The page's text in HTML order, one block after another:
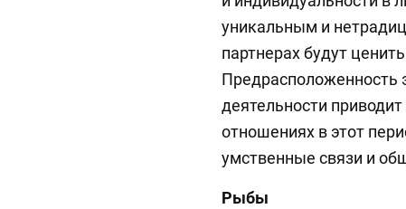
уникальным и
партнерах будут
Предрасположенность
деятельности
отношениях в этот
умственные связи и
Рыбы